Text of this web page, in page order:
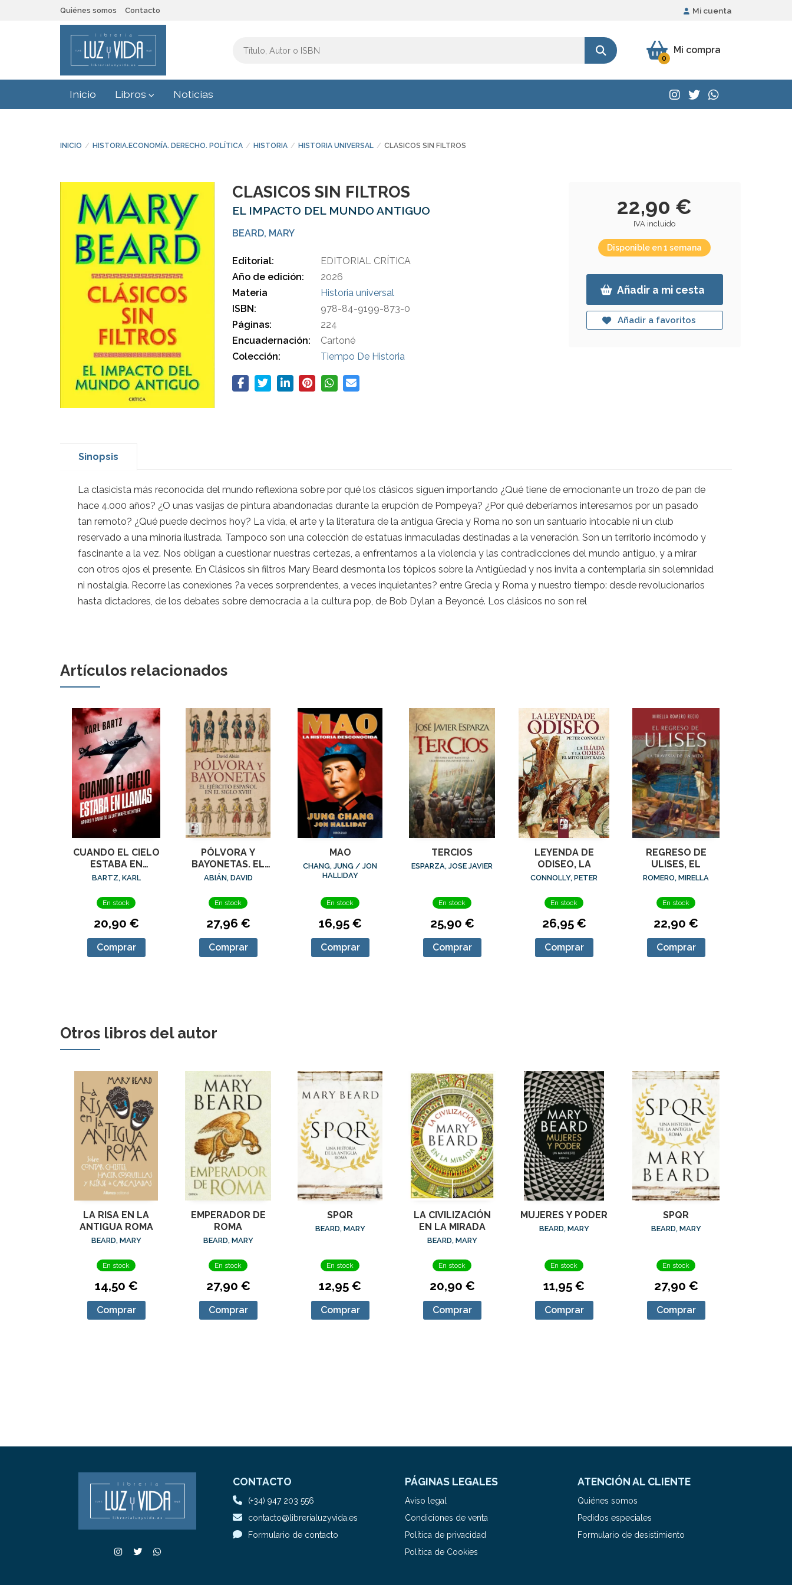
Quiénes somos Contacto Mi cuenta
Mi compra
0
Inicio Libros Noticias
INICIO HISTORIA.ECONOMÍA. DERECHO. POLÍTICA HISTORIA HISTORIA UNIVERSAL CLASICOS SIN FILTROS
CLASICOS SIN FILTROS
EL IMPACTO DEL MUNDO ANTIGUO
BEARD, MARY
Editorial:
EDITORIAL CRÍTICA
Año de edición:
2026
Materia
Historia universal
ISBN:
978-84-9199-873-0
Páginas:
224
Encuadernación:
Cartoné
Colección:
Tiempo De Historia
22,90 €
IVA incluido
Disponible en 1 semana
Añadir a mi cesta
Añadir a favoritos
Sinopsis
La clasicista más reconocida del mundo reflexiona sobre por qué los clásicos siguen importando ¿Qué tiene de emocionante un trozo de pan de
hace 4.000 años? ¿O unas vasijas de pintura abandonadas durante la erupción de Pompeya? ¿Por qué deberíamos interesarnos por un pasado
tan remoto? ¿Qué puede decirnos hoy? La vida, el arte y la literatura de la antigua Grecia y Roma no son un santuario intocable ni un club
reservado a una minoría ilustrada. Tampoco son una colección de estatuas inmaculadas destinadas a la veneración. Son un territorio incómodo y
fascinante a la vez. Nos obligan a cuestionar nuestras certezas, a enfrentarnos a la violencia y las contradicciones del mundo antiguo, y a mirar
con otros ojos el presente. En Clásicos sin filtros Mary Beard desmonta los tópicos sobre la Antigüedad y nos invita a contemplarla sin solemnidad
ni nostalgia. Recorre las conexiones ?a veces sorprendentes, a veces inquietantes? entre Grecia y Roma y nuestro tiempo: desde revolucionarios
hasta dictadores, de los debates sobre democracia a la cultura pop, de Bob Dylan a Beyoncé. Los clásicos no son rel
Artículos relacionados
CUANDO EL CIELO
ESTABA EN
LLAMAS
BARTZ, KARL
En stock
20,90 €
Comprar
PÓLVORA Y
BAYONETAS. EL
EJÉRCITO
SIGLO XVIII
ABIÁN, DAVID
En stock
27,96 €
Comprar
MAO
CHANG, JUNG / JON
HALLIDAY
En stock
16,95 €
Comprar
TERCIOS
ESPARZA, JOSE JAVIER
En stock
25,90 €
Comprar
LEYENDA DE
ODISEO, LA
CONNOLLY, PETER
En stock
26,95 €
Comprar
REGRESO DE
ULISES, EL
ROMERO, MIRELLA
En stock
22,90 €
Comprar
Otros libros del autor
LA RISA EN LA
ANTIGUA ROMA
BEARD, MARY
En stock
14,50 €
Comprar
EMPERADOR DE
ROMA
BEARD, MARY
En stock
27,90 €
Comprar
SPQR
BEARD, MARY
En stock
12,95 €
Comprar
LA CIVILIZACIÓN
EN LA MIRADA
BEARD, MARY
En stock
20,90 €
Comprar
MUJERES Y PODER
BEARD, MARY
En stock
11,95 €
Comprar
SPQR
BEARD, MARY
En stock
27,90 €
Comprar
CONTACTO
(+34) 947 203 556
contacto@librerialuzyvida.es
Formulario de contacto
PÁGINAS LEGALES
Aviso legal
Condiciones de venta
Política de privacidad
Política de Cookies
ATENCIÓN AL CLIENTE
Quiénes somos
Pedidos especiales
Formulario de desistimiento